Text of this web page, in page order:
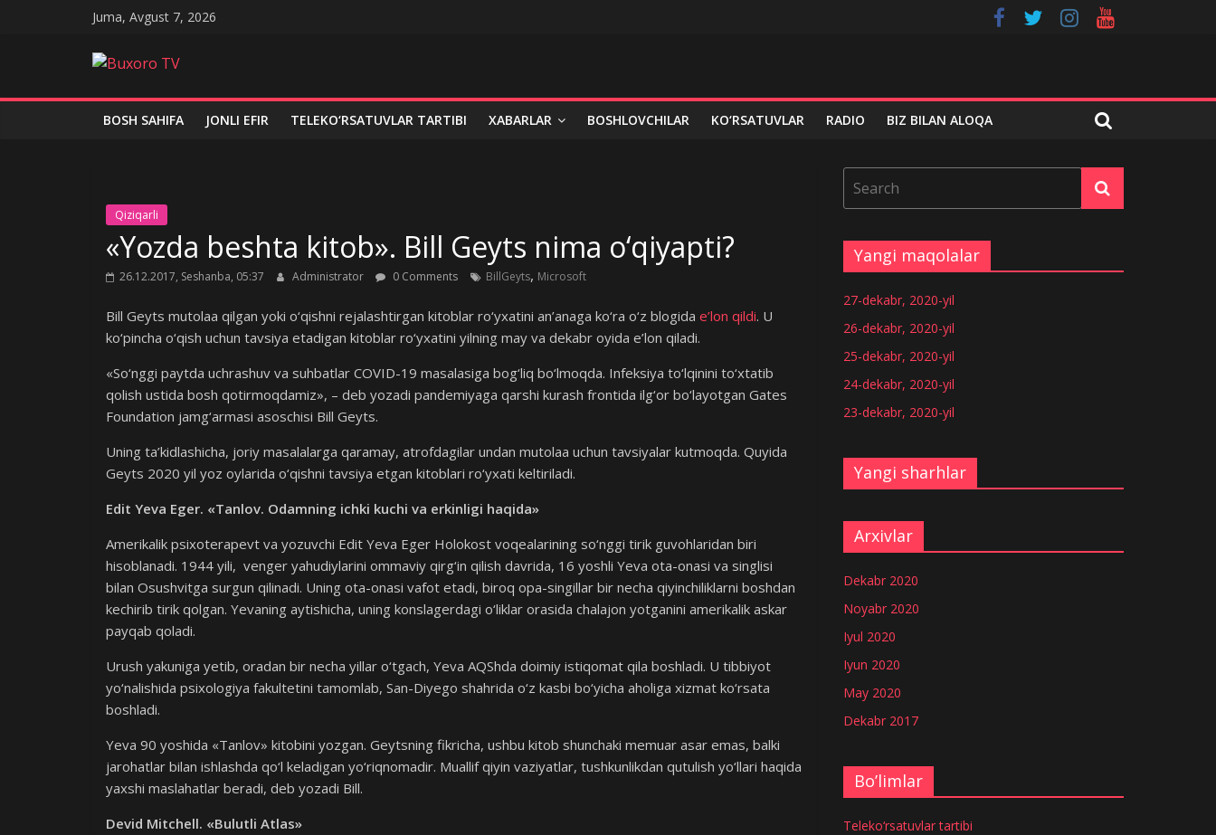
Juma, Avgust 7, 2026
Buxoro
TV
BOSH SAHIFA JONLI EFIR TELEKO‘RSATUVLAR TARTIBI XABARLAR BOSHLOVCHILAR KO‘RSATUVLAR RADIO BIZ BILAN ALOQA
Qiziqarli
«Yozda beshta kitob». Bill Geyts nima o‘qiyapti?
26.12.2017, Seshanba, 05:37 Administrator 0 Comments BillGeyts, Microsoft
Bill Geyts mutolaa qilgan yoki o‘qishni rejalashtirgan kitoblar ro‘yxatini an’anaga ko‘ra o‘z blogida e’lon qildi. U
ko‘pincha o‘qish uchun tavsiya etadigan kitoblar ro‘yxatini yilning may va dekabr oyida e’lon qiladi.
«So‘nggi paytda uchrashuv va suhbatlar COVID-19 masalasiga bog‘liq bo‘lmoqda. Infeksiya to‘lqinini to‘xtatib
qolish ustida bosh qotirmoqdamiz», – deb yozadi pandemiyaga qarshi kurash frontida ilg‘or bo‘layotgan Gates
Foundation jamg‘armasi asoschisi Bill Geyts.
Uning ta’kidlashicha, joriy masalalarga qaramay, atrofdagilar undan mutolaa uchun tavsiyalar kutmoqda. Quyida
Geyts 2020 yil yoz oylarida o‘qishni tavsiya etgan kitoblari ro‘yxati keltiriladi.
Edit Yeva Eger. «Tanlov. Odamning ichki kuchi va erkinligi haqida»
Amerikalik psixoterapevt va yozuvchi Edit Yeva Eger Holokost voqealarining so‘nggi tirik guvohlaridan biri
hisoblanadi. 1944 yili, venger yahudiylarini ommaviy qirg‘in qilish davrida, 16 yoshli Yeva ota-onasi va singlisi
bilan Osushvitga surgun qilinadi. Uning ota-onasi vafot etadi, biroq opa-singillar bir necha qiyinchiliklarni boshdan
kechirib tirik qolgan. Yevaning aytishicha, uning konslagerdagi o‘liklar orasida chalajon yotganini amerikalik askar
payqab qoladi.
Urush yakuniga yetib, oradan bir necha yillar o‘tgach, Yeva AQShda doimiy istiqomat qila boshladi. U tibbiyot
yo‘nalishida psixologiya fakultetini tamomlab, San-Diyego shahrida o‘z kasbi bo‘yicha aholiga xizmat ko‘rsata
boshladi.
Yeva 90 yoshida «Tanlov» kitobini yozgan. Geytsning fikricha, ushbu kitob shunchaki memuar asar emas, balki
jarohatlar bilan ishlashda qo‘l keladigan yo‘riqnomadir. Muallif qiyin vaziyatlar, tushkunlikdan qutulish yo‘llari haqida
yaxshi maslahatlar beradi, deb yozadi Bill.
Devid Mitchell. «Bulutli Atlas»
Yangi maqolalar
27-dekabr, 2020-yil
26-dekabr, 2020-yil
25-dekabr, 2020-yil
24-dekabr, 2020-yil
23-dekabr, 2020-yil
Yangi sharhlar
Arxivlar
Dekabr 2020
Noyabr 2020
Iyul 2020
Iyun 2020
May 2020
Dekabr 2017
Bo’limlar
Teleko‘rsatuvlar tartibi